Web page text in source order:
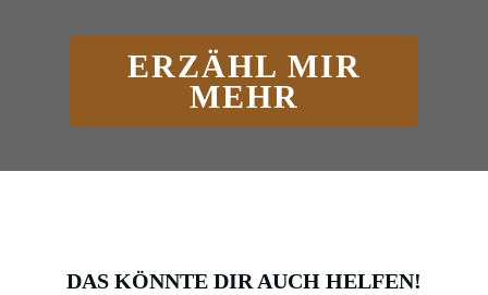
ERZÄHL MIR
MEHR
DAS KÖNNTE DIR AUCH HELFEN!